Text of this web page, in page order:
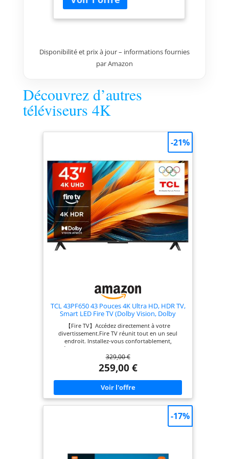
Disponibilité et prix à jour – informations fournies
par Amazon
Découvrez d’autres
téléviseurs 4K
TCL 43PF650 43 Pouces 4K Ultra HD, HDR TV,
Smart LED Fire TV (Dolby Vision, Dolby
Atmos, DTS, HDR 10, Alexa intégré, Airplay2,
Miracast)
【Fire TV】Accédez directement à votre
divertissement.Fire TV réunit tout en un seul
endroit. Installez-vous confortablement,
détendez-vous et profitez de vos favoris sur
Netflix, Prime Video, YouTube, Apple TV, Disney+,
Spotify, la télévision en direct, et bien plus encore.
Vous ne savez pas quoi regarder? Obtenez des
recommandations personnalisées ou demandez
simplement à Alexa de trouver de nouveaux
contenus. 【4K HDR】Contraste, couleurs et
détails améliorés.La dernière norme en matière de
Il élargit considérablement la gamme de contraste
et de couleurs. HDR reproduit avec précision les
le défilement interminable. Il suffit d'appuyer sur
329,00 €
259,00 €
-21%
-17%